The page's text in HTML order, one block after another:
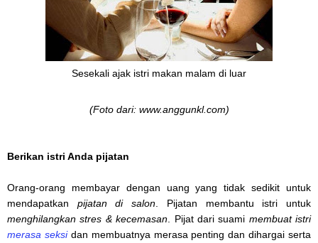
Sesekali ajak istri makan malam di luar
(Foto dari: www.anggunkl.com)
Berikan istri Anda pijatan
Orang-orang membayar dengan uang yang tidak sedikit untuk
mendapatkan pijatan di salon . Pijatan membantu istri untuk
menghilangkan stres & kecemasan . Pijat dari suami membuat istri
merasa seksidan membuatnya merasa penting dan dihargai serta